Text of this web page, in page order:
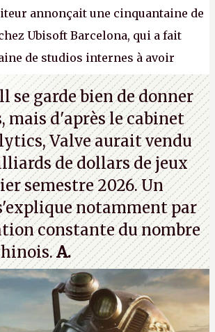
annonçait une cinquantaine de
Ubisoft Barcelona, qui a fait
de studios internes à avoir
Assassin's Creedsous la direction
A.
se garde bien de donner
mais d'après le cabinet
Valve aurait vendu
de dollars de jeux
semestre 2026. Un
notamment par
constante du nombre
A.